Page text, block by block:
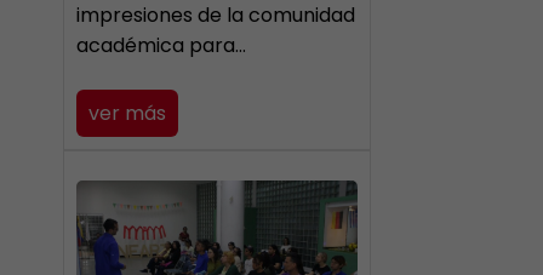
impresiones de la comunidad
académica para…
ver más